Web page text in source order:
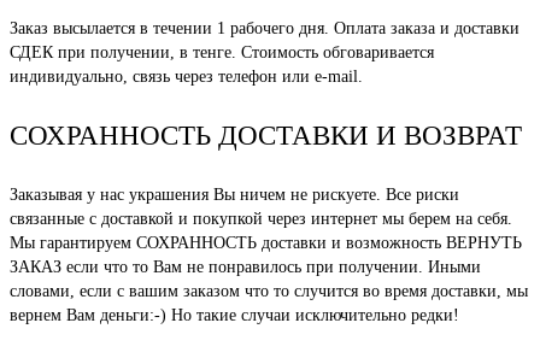
Заказ высылается в течении 1 рабочего дня. Оплата заказа и доставки
СДЕК при получении, в тенге. Стоимость обговаривается
индивидуально, связь через телефон или e-mail.
СОХРАННОСТЬ ДОСТАВКИ И ВОЗВРАТ
Заказывая у нас украшения Вы ничем не рискуете. Все риски
связанные с доставкой и покупкой через интернет мы берем на себя.
Мы гарантируем СОХРАННОСТЬ доставки и возможность ВЕРНУТЬ
ЗАКАЗ если что то Вам не понравилось при получении. Иными
словами, если с вашим заказом что то случится во время доставки, мы
вернем Вам деньги:-) Но такие случаи исключительно редки!